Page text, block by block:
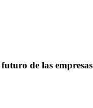
de las empresas